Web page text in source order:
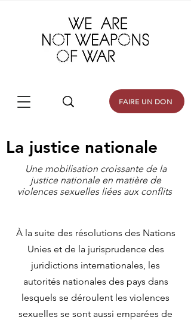
FAIRE UN DON
La justice nationale
Une mobilisation croissante de la
justice nationale en matière de
violences sexuelles liées aux conflits
À la suite des résolutions des Nations
Unies et de la jurisprudence des
juridictions internationales, les
autorités nationales des pays dans
lesquels se déroulent les violences
sexuelles se sont aussi emparées de